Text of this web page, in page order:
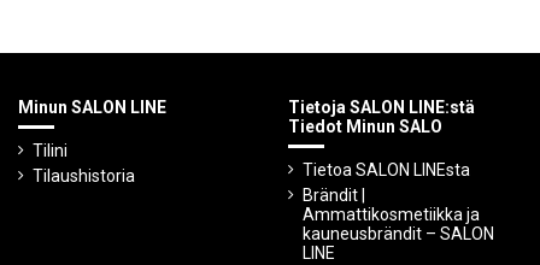
Minun SALON LINE
Tilini
Tilaushistoria
Tietoja SALON LINE:stä
Tiedot Minun SALO
Tietoa SALON LINEsta
Brändit |
Ammattikosmetiikka ja
kauneusbrändit – SALON
LINE